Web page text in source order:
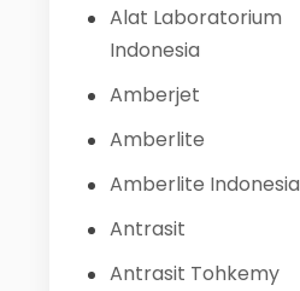
Alat Laboratorium
Indonesia
Amberjet
Amberlite
Amberlite Indonesia
Antrasit
Antrasit Tohkemy